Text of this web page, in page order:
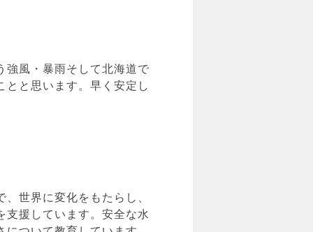
強風・暴雨そして北海道で
と思います。早く安定し
世界に変化をもたらし、
援しています。安全な水